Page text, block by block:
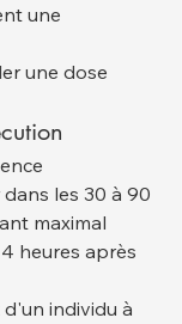
une
une dose
les 30 à 90
maximal
heures après
individu à